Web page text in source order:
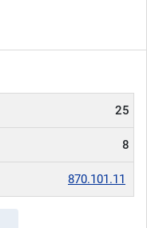
25
8
870.101.11